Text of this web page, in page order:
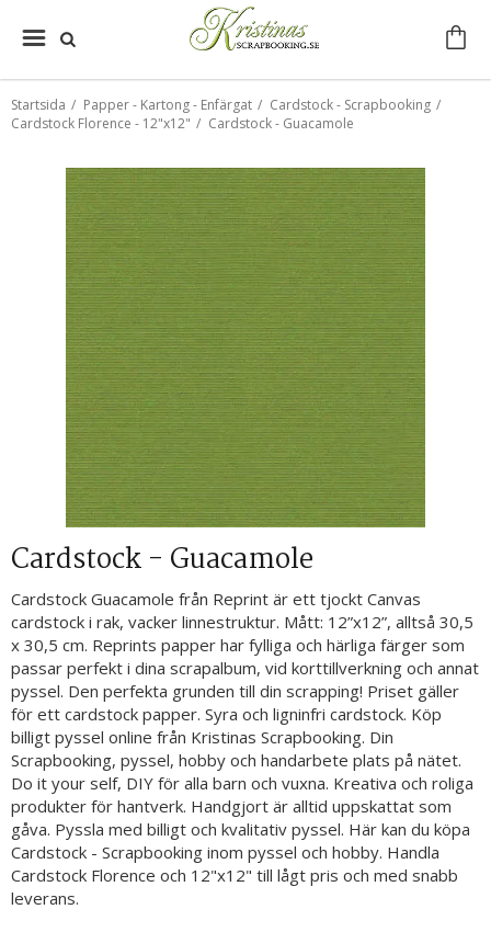
Startsida / Papper - Kartong - Enfärgat / Cardstock - Scrapbooking /
Cardstock Florence - 12"x12" / Cardstock - Guacamole
Cardstock - Guacamole
Cardstock Guacamole från Reprint är ett tjockt Canvas
cardstock i rak, vacker linnestruktur. Mått: 12”x12”, alltså 30,5
x 30,5 cm. Reprints papper har fylliga och härliga färger som
passar perfekt i dina scrapalbum, vid korttillverkning och annat
pyssel. Den perfekta grunden till din scrapping! Priset gäller
för ett cardstock papper. Syra och ligninfri cardstock. Köp
billigt pyssel online från Kristinas Scrapbooking. Din
Scrapbooking, pyssel, hobby och handarbete plats på nätet.
Do it your self, DIY för alla barn och vuxna. Kreativa och roliga
produkter för hantverk. Handgjort är alltid uppskattat som
gåva. Pyssla med billigt och kvalitativ pyssel. Här kan du köpa
Cardstock - Scrapbooking inom pyssel och hobby. Handla
Cardstock Florence och 12"x12" till lågt pris och med snabb
leverans.